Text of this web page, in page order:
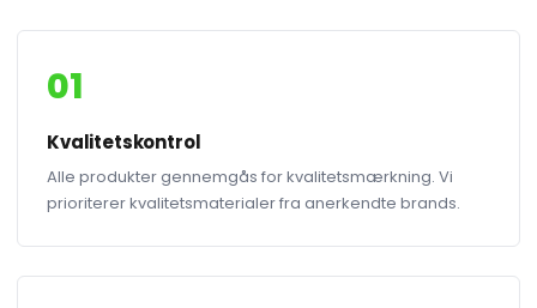
01
Kvalitetskontrol
Alle produkter gennemgås for kvalitetsmærkning. Vi
prioriterer kvalitetsmaterialer fra anerkendte brands.